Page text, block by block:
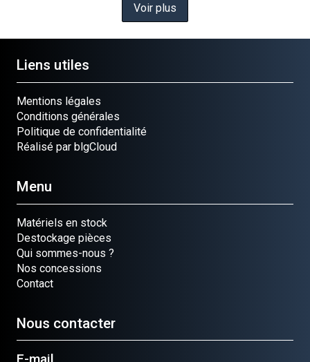
Voir plus
Liens utiles
Mentions légales
Conditions générales
Politique de confidentialité
Réalisé par blgCloud
Menu
Matériels en stock
Destockage pièces
Qui sommes-nous ?
Nos concessions
Contact
Nous contacter